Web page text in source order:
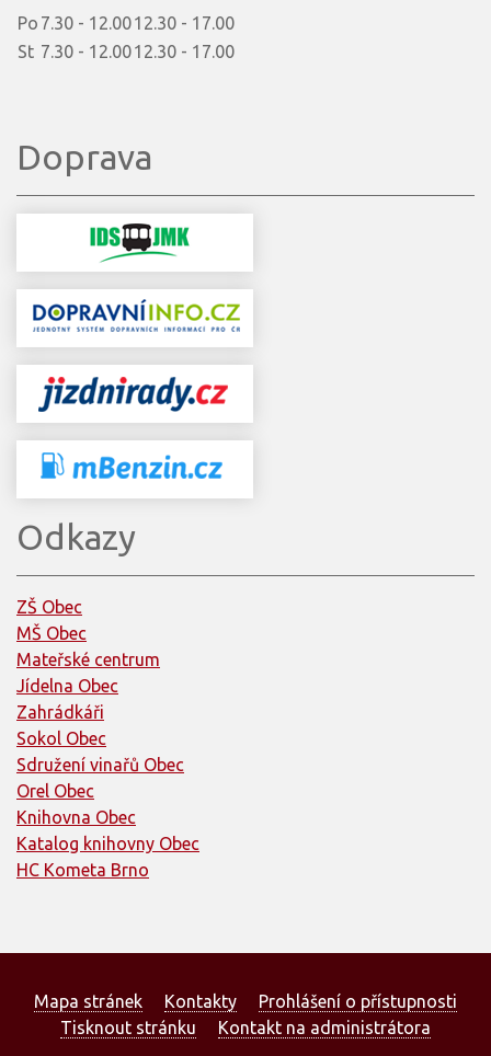
Po 7.30 - 12.0012.30 - 17.00
St 7.30 - 12.0012.30 - 17.00
Doprava
Odkazy
ZŠ Obec
MŠ Obec
Mateřské centrum
Jídelna Obec
Zahrádkáři
Sokol Obec
Sdružení vinařů Obec
Orel Obec
Knihovna Obec
Katalog knihovny Obec
HC Kometa Brno
Mapa stránek Kontakty
Prohlášení o přístupnosti
Tisknout stránku
Kontakt na administrátora